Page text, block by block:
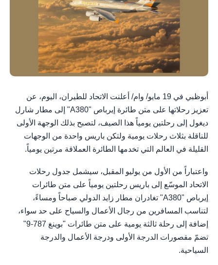
أبوظبي في 19 مايو/ وام/ أعلنت الاتحاد للطيران، اليوم، عن
تعزيز رحلاتها على متن طائرة إيرباص "A380" إلى مطار شارل
ديغول إلى رحلتين يومياً هذا الصيف، لتصبح بذلك الوجهة الأولى
للناقلة بثلاث رحلات يومية ولتكن باريس واحدة من الوجهات
القليلة في العالم التي تخدمها الطائرة العملاقة مرتين يومياً.
واعتباراً من الأول من يوليو المقبل، سيشمل جدول رحلات
الاتحاد الموسّع إلى باريس رحلتين يومياً على متن طائرات
إيرباص "A380" تغادران مطار زايد الدولي صباحاً ومساءً،
لتناسب المسافرين من رجال الأعمال والسياح على حد سواء،
إضافة إلى رحلة ثالثة يومية على متن طائرات "بوينغ 787-9"
تضمّ مقصورات الدرجة الأولى ودرجة الأعمال والدرجة
السياحية.